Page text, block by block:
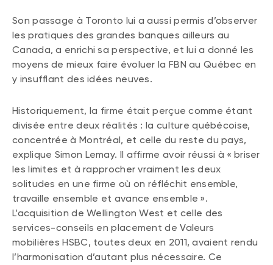
Son passage à Toronto lui a aussi permis d’observer
les pratiques des grandes banques ailleurs au
Canada, a enrichi sa perspective, et lui a donné les
moyens de mieux faire évoluer la FBN au Québec en
y insufflant des idées neuves.
Historiquement, la firme était perçue comme étant
divisée entre deux réalités : la culture québécoise,
concentrée à Montréal, et celle du reste du pays,
explique Simon Lemay. Il affirme avoir réussi à « briser
les limites et à rapprocher vraiment les deux
solitudes en une firme où on réfléchit ensemble,
travaille ensemble et avance ensemble ».
L’acquisition de Wellington West et celle des
services-conseils en placement de Valeurs
mobilières HSBC, toutes deux en 2011, avaient rendu
l’harmonisation d’autant plus nécessaire. Ce